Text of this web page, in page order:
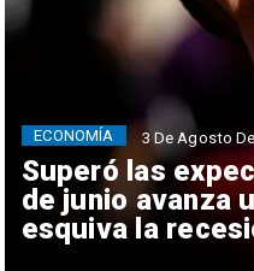
Superó las
de junio avanza
esquiva la
ECONOMÍA 3 De Agosto